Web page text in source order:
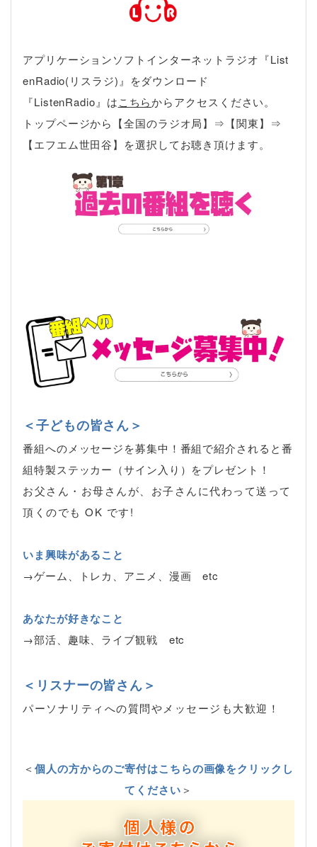
アプリケーションソフトインターネットラジオ『List
enRadio(リスラジ)』をダウンロード
『ListenRadio』はこちらからアクセスください。
トップページから【全国のラジオ局】⇒【関東】⇒
【エフエム世田谷】を選択してお聴き頂けます。
＜子どもの皆さん＞
番組へのメッセージを募集中！番組で紹介されると番
組特製ステッカー（サイン入り）をプレゼント！
お父さん・お母さんが、お子さんに代わって送って
頂くのでも OK です!
いま興味があること
→ゲーム、トレカ、アニメ、漫画 etc
あなたが好きなこと
→部活、趣味、ライブ観戦 etc
＜リスナーの皆さん＞
パーソナリティへの質問やメッセージも大歓迎！
＜個人の方からのご寄付はこちらの画像をクリックし
てください＞